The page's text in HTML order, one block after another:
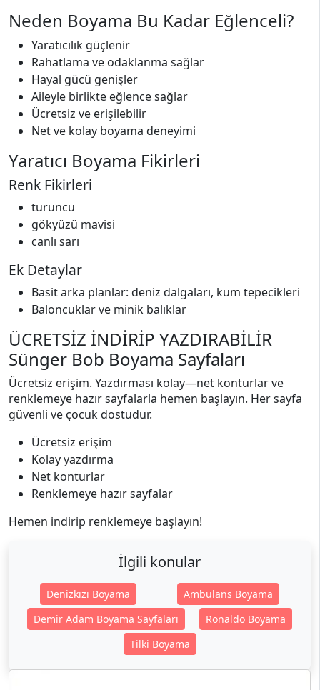
Neden Boyama Bu Kadar Eğlenceli?
Yaratıcılık güçlenir
Rahatlama ve odaklanma sağlar
Hayal gücü genişler
Aileyle birlikte eğlence sağlar
Ücretsiz ve erişilebilir
Net ve kolay boyama deneyimi
Yaratıcı Boyama Fikirleri
Renk Fikirleri
turuncu
gökyüzü mavisi
canlı sarı
Ek Detaylar
Basit arka planlar: deniz dalgaları, kum tepecikleri
Baloncuklar ve minik balıklar
ÜCRETSİZ İNDİRİP YAZDIRABİLİR
Sünger Bob Boyama Sayfaları
Ücretsiz erişim. Yazdırması kolay—net konturlar ve
renklemeye hazır sayfalarla hemen başlayın. Her sayfa
güvenli ve çocuk dostudur.
Ücretsiz erişim
Kolay yazdırma
Net konturlar
Renklemeye hazır sayfalar
Hemen indirip renklemeye başlayın!
İlgili konular
Denizkızı Boyama
Ambulans Boyama
Demir Adam Boyama Sayfaları
Ronaldo Boyama
Tilki Boyama